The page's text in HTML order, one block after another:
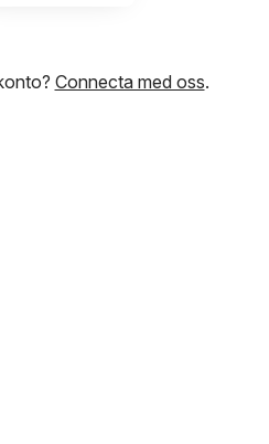
Connecta med oss.